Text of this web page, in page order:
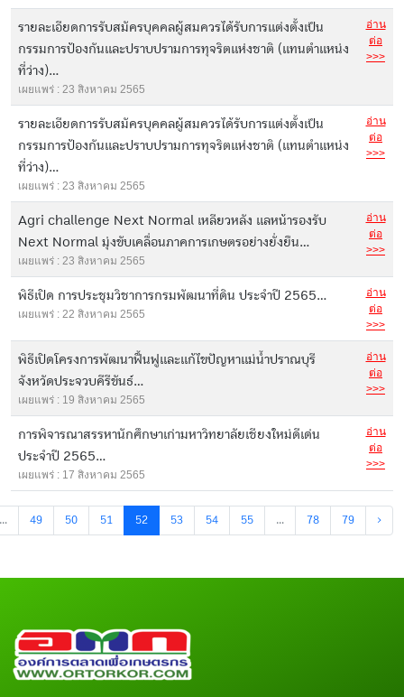
รายละเอียดการรับสมัครบุคคลผู้สมควรได้รับการแต่งตั้งเป็น
กรรมการป้องกันและปราบปรามการทุจริตแห่งชาติ (แทนตำแหน่ง
ที่ว่าง)...
เผยแพร่ : 23 สิงหาคม 2565
อ่าน
ต่อ
>>>
รายละเอียดการรับสมัครบุคคลผู้สมควรได้รับการแต่งตั้งเป็น
กรรมการป้องกันและปราบปรามการทุจริตแห่งชาติ (แทนตำแหน่ง
ที่ว่าง)...
เผยแพร่ : 23 สิงหาคม 2565
อ่าน
ต่อ
>>>
Agri challenge Next Normal เหลียวหลัง แลหน้ารองรับ
Next Normal มุ่งขับเคลื่อนภาคการเกษตรอย่างยั่งยืน...
เผยแพร่ : 23 สิงหาคม 2565
อ่าน
ต่อ
>>>
พิธีเปิด การประชุมวิชาการกรมพัฒนาที่ดิน ประจำปี 2565...
เผยแพร่ : 22 สิงหาคม 2565
อ่าน
ต่อ
>>>
พิธีเปิดโครงการพัฒนาฟื้นฟูและแก้ไขปัญหาแม่น้ำปราณบุรี
จังหวัดประจวบคีรีขันธ์...
เผยแพร่ : 19 สิงหาคม 2565
อ่าน
ต่อ
>>>
การพิจารณาสรรหานักศึกษาเก่ามหาวิทยาลัยเชียงใหม่ดีเด่น
ประจำปี 2565...
เผยแพร่ : 17 สิงหาคม 2565
อ่าน
ต่อ
>>>
... 49 50 51 52 53 54 55 ... 78 79 ›